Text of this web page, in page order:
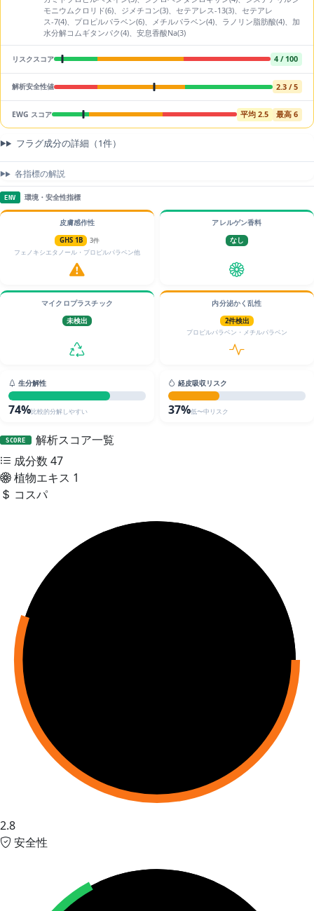
モニウムクロリド(6)、ジメチコン(3)、セテアレス-13(3)、セテアレ
ス-7(4)、プロピルパラベン(6)、メチルパラベン(4)、ラノリン脂肪酸(4)、加
水分解コムギタンパク(4)、安息香酸Na(3)
リスクスコア 4 / 100
解析安全性値 2.3 / 5
EWG スコア 平均 2.5 最高 6
フラグ成分の詳細（1件）
各指標の解説
ENV 環境・安全性指標
皮膚感作性
GHS 1B
3件
フェノキシエタノール・プロピルパラベン他
アレルゲン香料
なし
マイクロプラスチック
未検出
内分泌かく乱性
2件検出
プロピルパラベン・メチルパラベン
生分解性
74%比較的分解しやすい
経皮吸収リスク
37%低〜中リスク
SCORE
解析スコア一覧
成分数 47
植物エキス 1
コスパ
2.8
安全性